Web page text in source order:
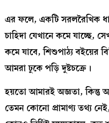
এর ফলে, একটি সরলরৈখিক
চাহিদা যেখানে কমে যাচ্ছে,
কমে যাবে, শিশুপাঠ্য বইয়ের
আমরা ঢুকে পড়ি দুষ্টচক্রে।
হয়তো আমারই অজ্ঞতা, কিন্তু
তেমন কোনো প্রামাণ্য তথ্য